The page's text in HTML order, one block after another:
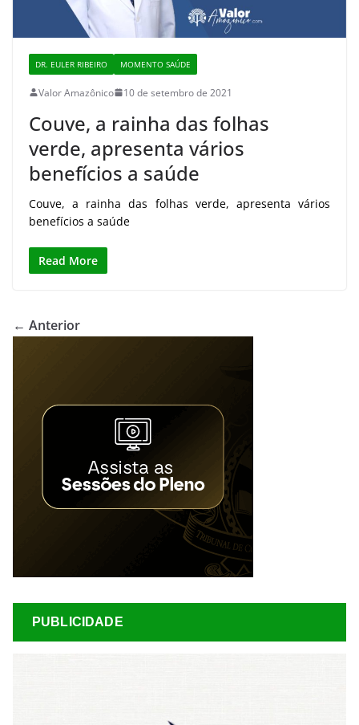
DR. EULER RIBEIRO MOMENTO SAÚDE
Valor Amazônico 10 de setembro de 2021
Couve, a rainha das folhas
verde, apresenta vários
benefícios a saúde
Couve, a rainha das folhas verde, apresenta vários
benefícios a saúde
Read More
← Anterior
PUBLICIDADE